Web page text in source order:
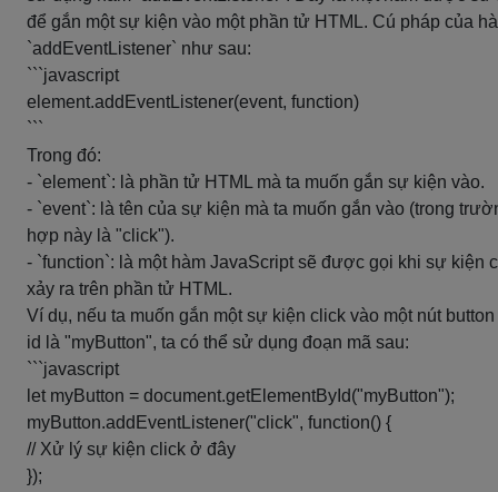
để gắn một sự kiện vào một phần tử HTML. Cú pháp của
`addEventListener` như sau:
```javascript
element.addEventListener(event, function)
```
Trong đó:
- `element`: là phần tử HTML mà ta muốn gắn sự kiện vào.
- `event`: là tên của sự kiện mà ta muốn gắn vào (trong
hợp này là "click").
- `function`: là một hàm JavaScript sẽ được gọi khi sự kiện
xảy ra trên phần tử HTML.
Ví dụ, nếu ta muốn gắn một sự kiện click vào một nút button
id là "myButton", ta có thể sử dụng đoạn mã sau:
```javascript
let myButton = document.getElementById("myButton");
myButton.addEventListener("click", function() {
// Xử lý sự kiện click ở đây
});